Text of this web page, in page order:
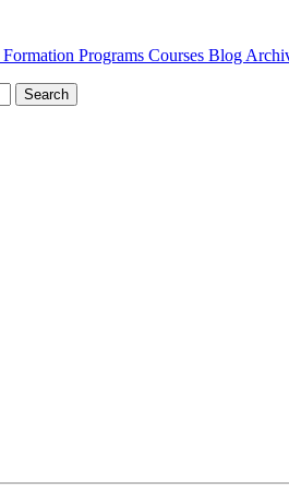
Formation Programs Courses Blog
Search